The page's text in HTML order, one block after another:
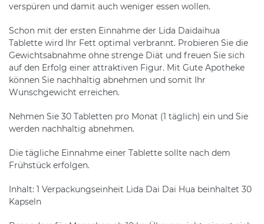
verspüren und damit auch weniger essen wollen.
Schon mit der ersten Einnahme der Lida Daidaihua
Tablette wird Ihr Fett optimal verbrannt. Probieren Sie die
Gewichtsabnahme ohne strenge Diät und freuen Sie sich
auf den Erfolg einer attraktiven Figur. Mit Gute Apotheke
können Sie nachhaltig abnehmen und somit Ihr
Wunschgewicht erreichen.
Nehmen Sie 30 Tabletten pro Monat (1 täglich) ein und Sie
werden nachhaltig abnehmen.
Die tägliche Einnahme einer Tablette sollte nach dem
Frühstück erfolgen.
Inhalt: 1 Verpackungseinheit Lida Dai Dai Hua beinhaltet 30
Kapseln